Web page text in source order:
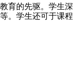
育的先驱。学生深
。学生还可于课程